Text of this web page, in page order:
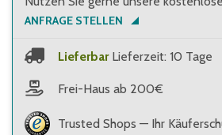
ANFRAGE STELLEN
Lieferbar Lieferzeit: 10 Tage
Frei-Haus ab 200€
Trusted Shops — Ihr